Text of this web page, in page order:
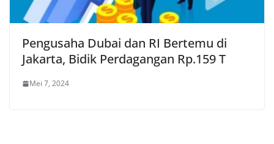
Pengusaha Dubai dan RI Bertemu di
Jakarta, Bidik Perdagangan Rp.159 T
Mei 7, 2024